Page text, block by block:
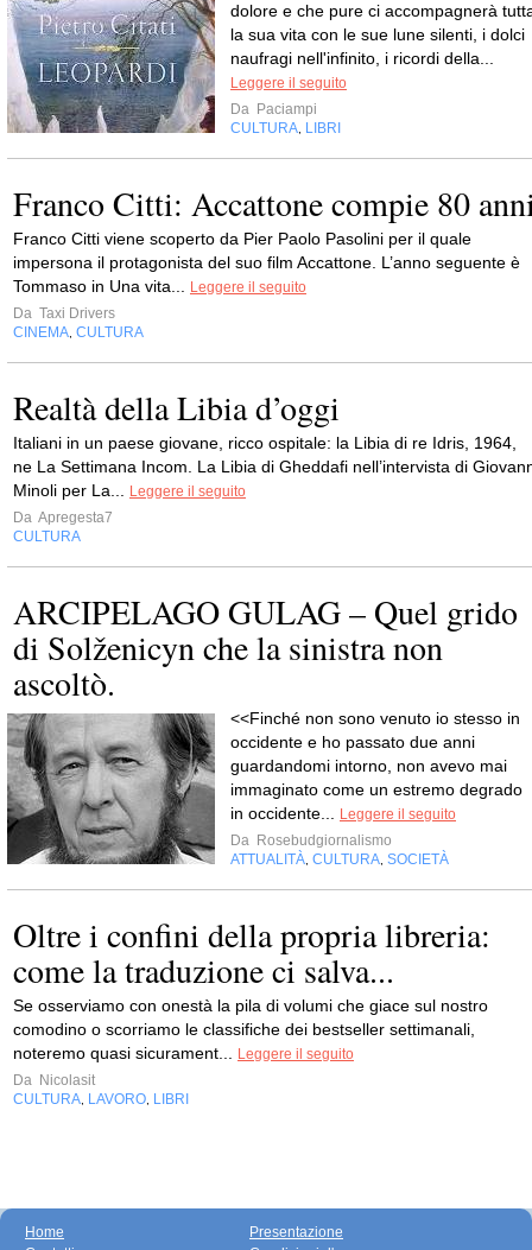
dolore e che pure ci accompagnerà
la sua vita con le sue lune silenti, i dolci
naufragi nell'infinito, i ricordi della...
Leggere il seguito
Da Paciampi
CULTURA LIBRI
Franco Citti: Accattone compie 80
Franco Citti viene scoperto da Pier Paolo Pasolini per il quale
impersona il protagonista del suo film Accattone. L’anno seguente è
Tommaso in Una vita...
Leggere il seguito
Da Taxi Drivers
CINEMA CULTURA
Realtà della Libia d’oggi
Italiani in un paese giovane, ricco ospitale: la Libia di re Idris, 1964,
ne La Settimana Incom. La Libia di Gheddafi nell’intervista di
Minoli per La...
Leggere il seguito
Da Apregesta7
CULTURA
ARCIPELAGO GULAG – Quel grido
di Solženicyn che la sinistra non
ascoltò.
<<Finché non sono venuto io stesso in
occidente e ho passato due anni
guardandomi intorno, non avevo mai
immaginato come un estremo degrado
in occidente...
Leggere il seguito
Da Rosebudgiornalismo
ATTUALITÀ CULTURA SOCIETÀ
Oltre i confini della propria libreria:
come la traduzione ci salva...
Se osserviamo con onestà la pila di volumi che giace sul nostro
comodino o scorriamo le classifiche dei bestseller settimanali,
noteremo quasi sicurament...
Leggere il seguito
Da Nicolasit
CULTURA LAVORO LIBRI
Home
Presentazione